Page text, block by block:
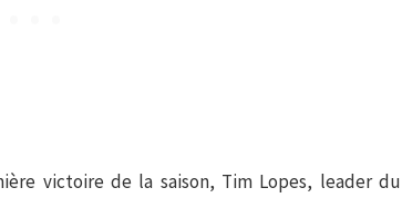
victoire de la saison, Tim Lopes, leader du